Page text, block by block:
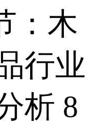
：木
行业
析 8